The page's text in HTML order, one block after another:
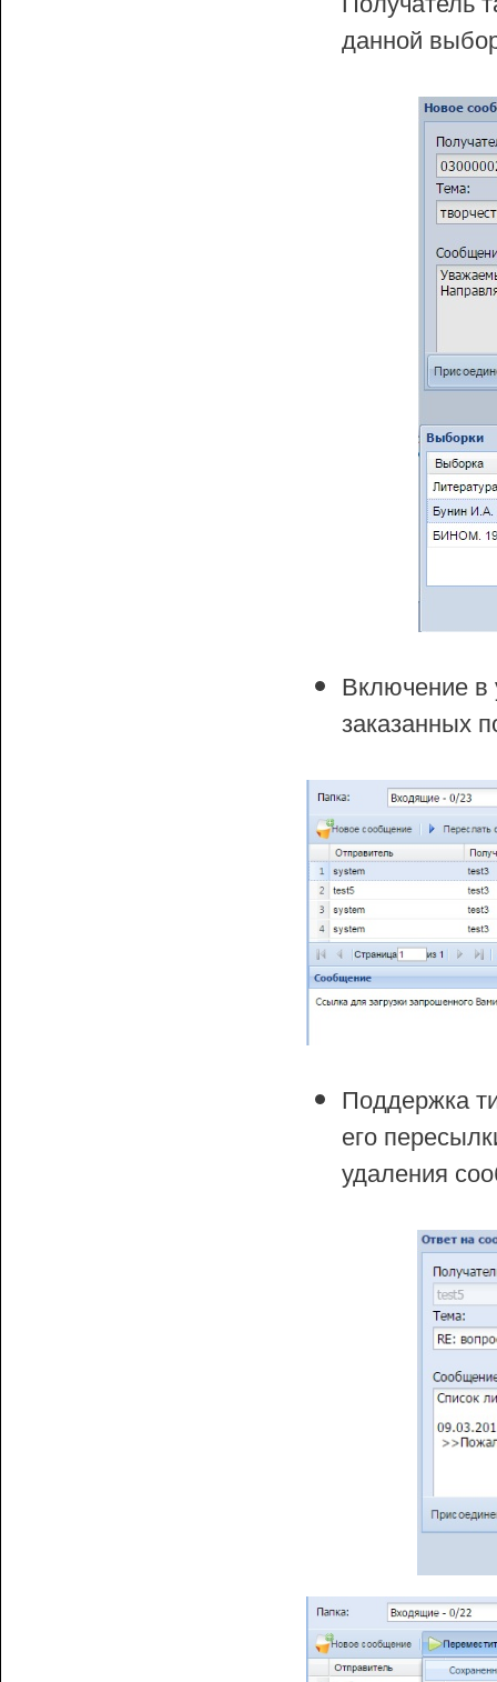
данной
Включение
заказанных
Поддержка
его
удаления